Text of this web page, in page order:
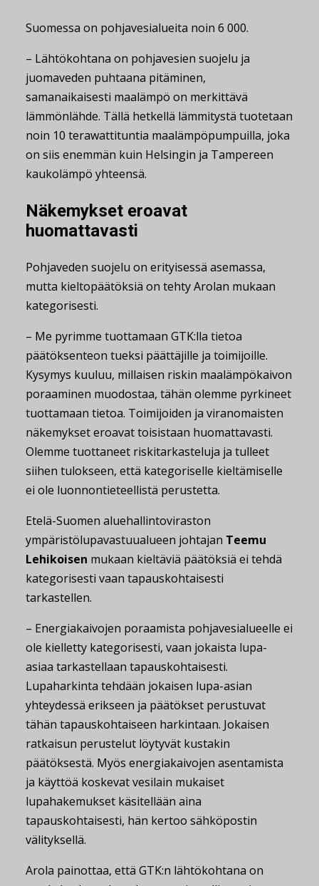
Suomessa on pohjavesialueita noin 6 000.
– Lähtökohtana on pohjavesien suojelu ja
juomaveden puhtaana pitäminen,
samanaikaisesti maalämpö on merkittävä
lämmönlähde. Tällä hetkellä lämmitystä tuotetaan
noin 10 terawattituntia maalämpöpumpuilla, joka
on siis enemmän kuin Helsingin ja Tampereen
kaukolämpö yhteensä.
Näkemykset eroavat
huomattavasti
Pohjaveden suojelu on erityisessä asemassa,
mutta kieltopäätöksiä on tehty Arolan mukaan
kategorisesti.
– Me pyrimme tuottamaan GTK:lla tietoa
päätöksenteon tueksi päättäjille ja toimijoille.
Kysymys kuuluu, millaisen riskin maalämpökaivon
poraaminen muodostaa, tähän olemme pyrkineet
tuottamaan tietoa. Toimijoiden ja viranomaisten
näkemykset eroavat toisistaan huomattavasti.
Olemme tuottaneet riskitarkasteluja ja tulleet
siihen tulokseen, että kategoriselle kieltämiselle
ei ole luonnontieteellistä perustetta.
Etelä-Suomen aluehallintoviraston
ympäristölupavastuualueen johtajan Teemu
Lehikoisen mukaan kieltäviä päätöksiä ei tehdä
kategorisesti vaan tapauskohtaisesti
tarkastellen.
– Energiakaivojen poraamista pohjavesialueelle ei
ole kielletty kategorisesti, vaan jokaista lupa-
asiaa tarkastellaan tapauskohtaisesti.
Lupaharkinta tehdään jokaisen lupa-asian
yhteydessä erikseen ja päätökset perustuvat
tähän tapauskohtaiseen harkintaan. Jokaisen
ratkaisun perustelut löytyvät kustakin
päätöksestä. Myös energiakaivojen asentamista
ja käyttöä koskevat vesilain mukaiset
lupahakemukset käsitellään aina
tapauskohtaisesti, hän kertoo sähköpostin
välityksellä.
Arola painottaa, että GTK:n lähtökohtana on